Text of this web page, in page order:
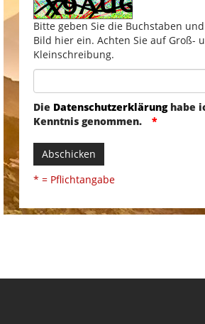
Bitte geben Sie die Buchstaben
Bild hier ein. Achten Sie auf Groß-
Kleinschreibung.
Die Datenschutzerklärunghabe
Kenntnis genommen.
Abschicken
* = Pflichtangabe